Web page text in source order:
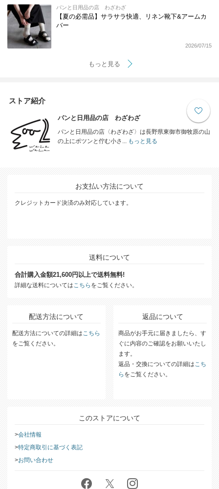
パンと日用品の店 わざわざ
【夏の必需品】サラサラ快適、リネン靴下&アームカ
バー
2026/07/15
もっと見る
ストア紹介
パンと日用品の店 わざわざ
パンと日用品の店〈わざわざ〉は長野県東御市御牧原の山
の上にポツンと佇む小さ...もっと見る
お支払い方法について
クレジットカード決済のみ対応しています。
送料について
合計購入金額21,600円以上で送料無料!
詳細な送料については こちら をご覧ください。
配送方法について
配送方法についての詳細は こちら
をご覧ください。
返品について
商品がお手元に届きましたら、す
ぐに内容のご確認をお願いいたし
ます。
返品・交換についての詳細は こち
ら をご覧ください。
このストアについて
会社情報
特定商取引に基づく表記
お問い合わせ